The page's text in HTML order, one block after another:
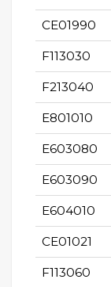
CE01990
F113030
F213040
E801010
E603080
E603090
E604010
CE01021
F113060